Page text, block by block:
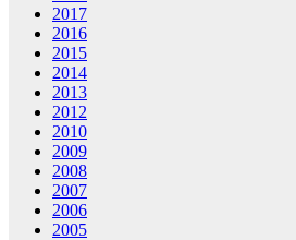
2017
2016
2015
2014
2013
2012
2010
2009
2008
2007
2006
2005